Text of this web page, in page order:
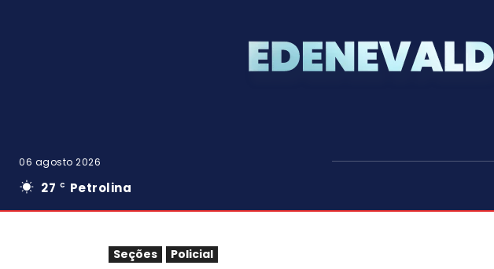
06 agosto 2026
27 C Petrolina
Seções Policial